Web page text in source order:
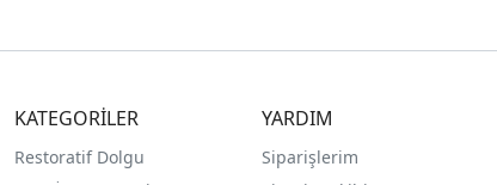
KATEGORİLER
Restoratif Dolgu
YARDIM
Siparişlerim